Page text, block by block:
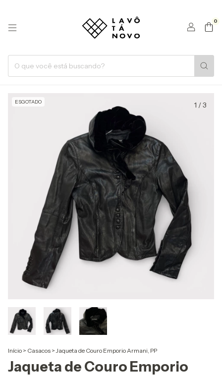
0
ESGOTADO 1 /3
Início > Casacos > Jaqueta de Couro Emporio Armani, PP
Jaqueta de Couro Emporio